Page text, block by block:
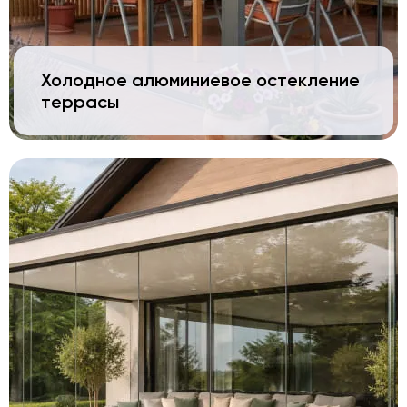
Холодное алюминиевое остекление
террасы